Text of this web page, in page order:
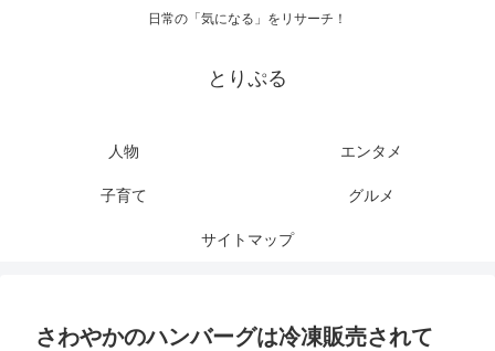
日常の「気になる」をリサーチ！
とりぷる
人物 エンタメ
子育て グルメ
サイトマップ
さわやかのハンバーグは冷凍販売されて